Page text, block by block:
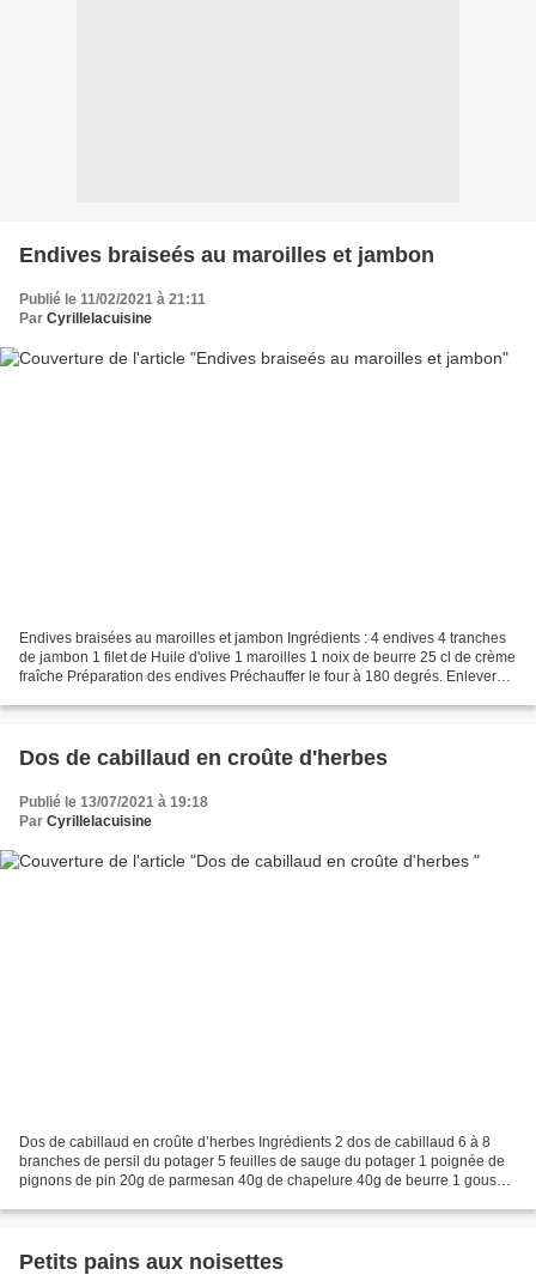
Endives braiseés au maroilles et jambon
Publié le 11/02/2021 à 21:11
Par Cyrillelacuisine
Endives braisées au maroilles et jambon Ingrédients : 4 endives 4 tranches
de jambon 1 filet de Huile d'olive 1 maroilles 1 noix de beurre 25 cl de crème
fraîche Préparation des endives Préchauffer le four à 180 degrés. Enlever
Dos de cabillaud en croûte d'herbes
Publié le 13/07/2021 à 19:18
Par Cyrillelacuisine
Dos de cabillaud en croûte d’herbes Ingrédients 2 dos de cabillaud 6 à 8
branches de persil du potager 5 feuilles de sauge du potager 1 poignée de
pignons de pin 20g de parmesan 40g de chapelure 40g de beurre 1 gousse
Petits pains aux noisettes